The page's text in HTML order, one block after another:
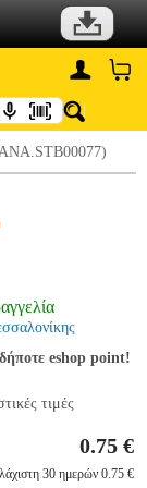
eshop point!
τιμές
0.75 €
30 ημερών 0.75 €